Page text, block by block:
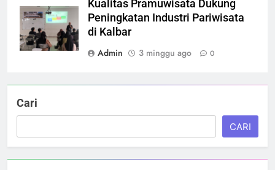
Kualitas Pramuwisata Dukung
Peningkatan Industri Pariwisata
di Kalbar
Admin
3 minggu ago 0
Cari
CARI